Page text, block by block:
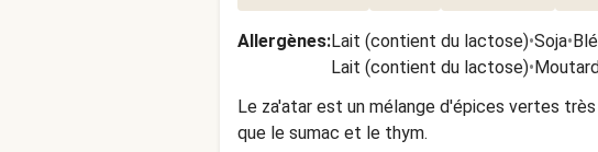
Allergènes:Lait (contient du lactose)•Soja•Blé
Lait (contient du lactose)•
Le za'atar est un mélange d'épices vertes
que le sumac et le thym.